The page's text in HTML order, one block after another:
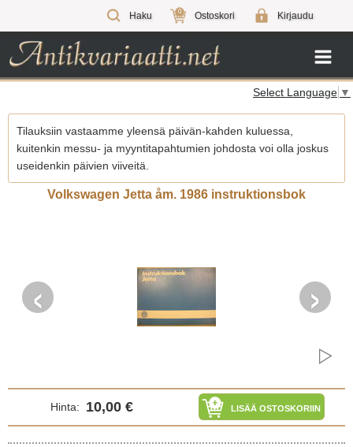
Haku 0 Ostoskori Kirjaudu
Select Language ▼
Tilauksiin vastaamme yleensä päivän-kahden kuluessa,
kuitenkin messu- ja myyntitapahtumien johdosta voi olla joskus
useidenkin päivien viiveitä.
Volkswagen Jetta åm. 1986 instruktionsbok
‹ ›
Hinta: 10,00 € LISÄÄ OSTOSKORIIN